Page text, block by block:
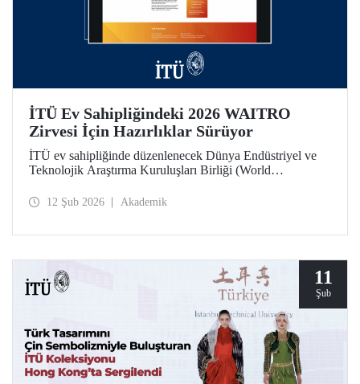
İTÜ Ev Sahipliğindeki 2026 WAITRO
Zirvesi İçin Hazırlıklar Sürüyor
İTÜ ev sahipliğinde düzenlenecek Dünya Endüstriyel ve
Teknolojik Araştırma Kuruluşları Birliği (World
Organizations) 2026 Zirvesi bağlamında 11 Şubat günü
12 Şub 2026 Akademik
11
Şub